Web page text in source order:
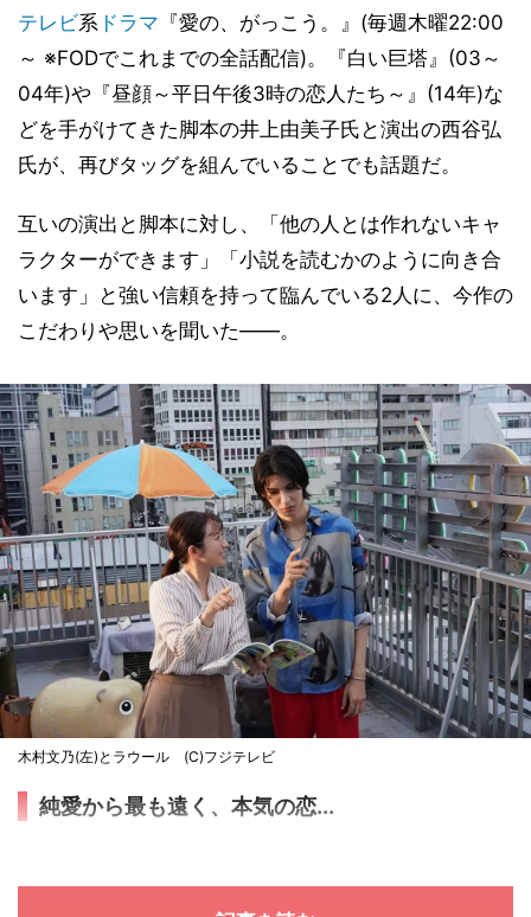
テレビ系 ドラマ 『愛の、がっこう。』(毎週木曜22:00
～ ※FODでこれまでの全話配信)。『白い巨塔』(03～
04年)や『昼顔～平日午後3時の恋人たち～』(14年)な
どを手がけてきた脚本の井上由美子氏と演出の西谷弘
氏が、再びタッグを組んでいることでも話題だ。
互いの演出と脚本に対し、「他の人とは作れないキャ
ラクターができます」「小説を読むかのように向き合
います」と強い信頼を持って臨んでいる2人に、今作の
こだわりや思いを聞いた――。
木村文乃(左)とラウール (C)フジテレビ
純愛から最も遠く、本気の恋...